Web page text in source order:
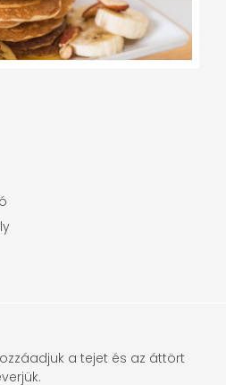
a tejet és az áttört